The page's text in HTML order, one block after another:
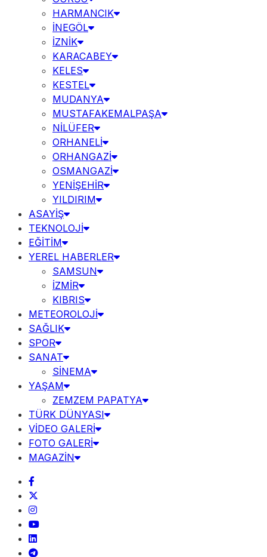
HARMANCIK
İNEGÖL
İZNİK
KARACABEY
KELES
KESTEL
MUDANYA
MUSTAFAKEMALPAŞA
NİLÜFER
ORHANELİ
ORHANGAZİ
OSMANGAZİ
YENİŞEHİR
YILDIRIM
ASAYİŞ
TEKNOLOJİ
EĞİTİM
YEREL HABERLER
SAMSUN
İZMİR
KIBRIS
METEOROLOJİ
SAĞLIK
SPOR
SANAT
SİNEMA
YAŞAM
ZEMZEM PAPATYA
TÜRK DÜNYASI
VİDEO GALERİ
FOTO GALERİ
MAGAZİN